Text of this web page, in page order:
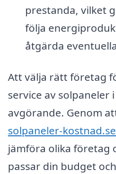
prestanda, vilket
följa
åtgärda
Att välja rätt företag
service av solpaneler
avgörande. Genom
solpaneler-kostnad.se
jämföra olika företag
passar din budget